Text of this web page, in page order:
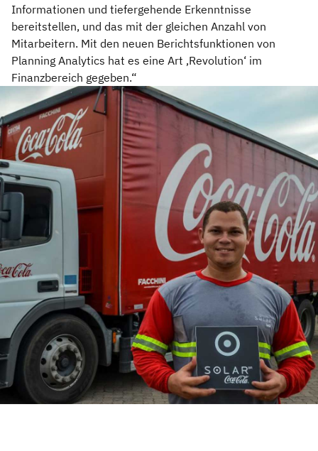
Informationen und tiefergehende Erkenntnisse
bereitstellen, und das mit der gleichen Anzahl von
Mitarbeitern. Mit den neuen Berichtsfunktionen von
Planning Analytics hat es eine Art ‚Revolution‘ im
Finanzbereich gegeben.“